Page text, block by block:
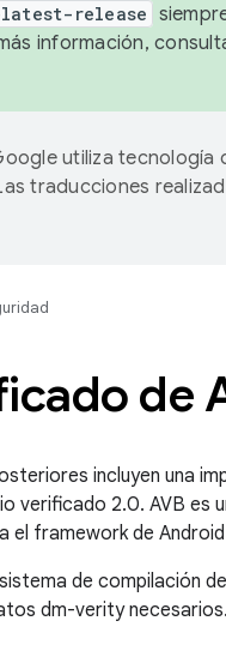
release
información,
utiliza tecnología
traducciones
de
incluyen una
verificado 2.0. AVB es
el framework de
de compilación
dm-verity